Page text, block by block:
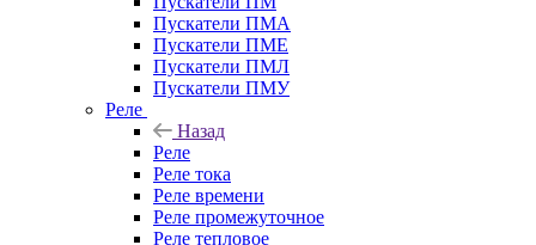
Пускатели ПМА
Пускатели ПМЕ
Пускатели ПМЛ
Пускатели ПМУ
Реле
Назад
Реле
Реле тока
Реле времени
Реле промежуточное
Реле тепловое